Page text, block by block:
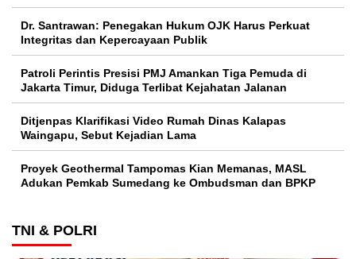
Dr. Santrawan: Penegakan Hukum OJK Harus Perkuat
Integritas dan Kepercayaan Publik
Patroli Perintis Presisi PMJ Amankan Tiga Pemuda di
Jakarta Timur, Diduga Terlibat Kejahatan Jalanan
Ditjenpas Klarifikasi Video Rumah Dinas Kalapas
Waingapu, Sebut Kejadian Lama
Proyek Geothermal Tampomas Kian Memanas, MASL
Adukan Pemkab Sumedang ke Ombudsman dan BPKP
TNI & POLRI